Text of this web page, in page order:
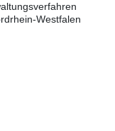
Westfalen